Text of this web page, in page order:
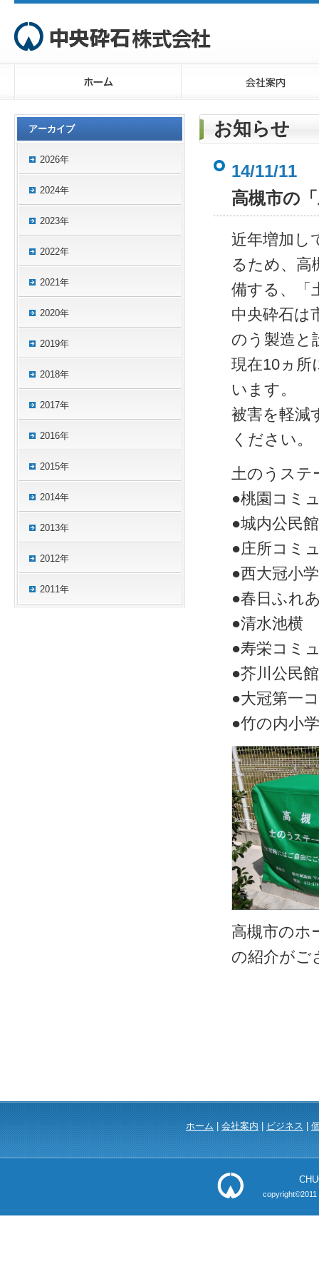
お知らせ
14/11/11
高槻市の
近年増加し
るため、高
備する、「
中央砕石は
のう製造と
現在10ヵ所
います。
被害を軽減
ください。
土のうステ
●桃園コミ
●城内公民
●庄所コミ
●西大冠小
●春日ふれ
●清水池横
●寿栄コミ
●芥川公民
●大冠第一
●竹の内小
高槻市のホ
の紹介がご
アーカイブ
2026年
2024年
2023年
2022年
2021年
2020年
2019年
2018年
2017年
2016年
2015年
2014年
2013年
2012年
2011年
ホーム | 会社案内 | ビジネス |
copyright©2011